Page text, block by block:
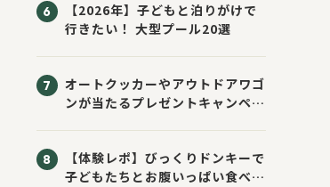
【2026年】子どもと泊りがけで
行きたい！ 大型プール20選
オートクッカーやアウトドアワゴ
ンが当たるプレゼントキャンペー
【体験レポ】びっくりドンキーで
子どもたちとお腹いっぱい食べて